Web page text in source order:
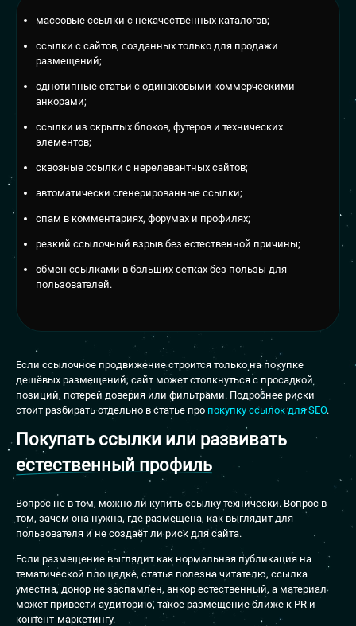
массовые ссылки с некачественных каталогов;
ссылки с сайтов, созданных только для продажи
размещений;
однотипные статьи с одинаковыми коммерческими
анкорами;
ссылки из скрытых блоков, футеров и технических
элементов;
сквозные ссылки с нерелевантных сайтов;
автоматически сгенерированные ссылки;
спам в комментариях, форумах и профилях;
резкий ссылочный взрыв без естественной причины;
обмен ссылками в больших сетках без пользы для
пользователей.
Если ссылочное продвижение строится только на покупке
дешёвых размещений, сайт может столкнуться с просадкой
позиций, потерей доверия или фильтрами. Подробнее риски
стоит разбирать отдельно в статье про покупку ссылок для SEO.
Покупать ссылки или развивать
естественный профиль
Вопрос не в том, можно ли купить ссылку технически. Вопрос в
том, зачем она нужна, где размещена, как выглядит для
пользователя и не создаёт ли риск для сайта.
Если размещение выглядит как нормальная публикация на
тематической площадке, статья полезна читателю, ссылка
уместна, донор не заспамлен, анкор естественный, а материал
может привести аудиторию, такое размещение ближе к PR и
контент-маркетингу.